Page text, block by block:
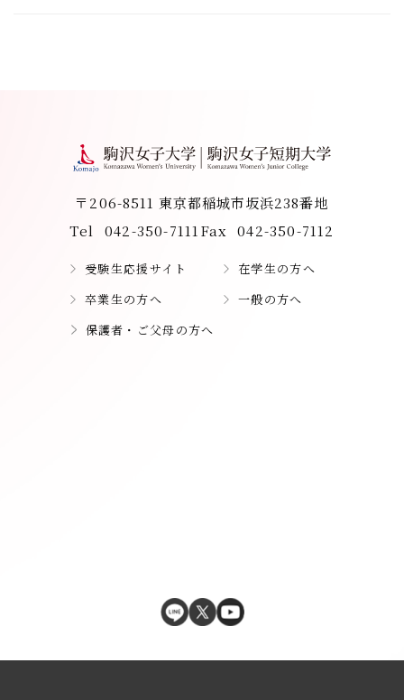
〒206-8511 東京都稲城市坂浜238番地
Tel
042-350-7111Fax 042-350-7112
受験生応援サイト
在学生の方へ
卒業生の方へ
一般の方へ
保護者・ご父母の方へ